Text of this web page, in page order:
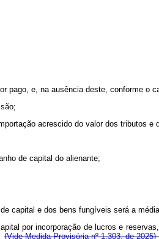
pago, e, na ausência deste, conforme o
acrescido do valor dos tributos e
de capital do alienante;
capital e dos bens fungíveis será a
por incorporação de lucros e
(Vide Medida Provisória nº 1.303, de 2025)